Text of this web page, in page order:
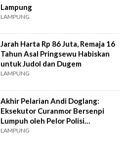
Lampung
LAMPUNG
Jarah Harta Rp 86 Juta, Remaja 16
Tahun Asal Pringsewu Habiskan
untuk Judol dan Dugem
LAMPUNG
Akhir Pelarian Andi Doglang:
Eksekutor Curanmor Bersenpi
Lumpuh oleh Pelor Polisi
Pringsewu
LAMPUNG